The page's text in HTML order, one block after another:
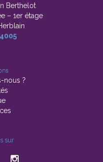
Berthelot
– 1er étage
nous ?
sur